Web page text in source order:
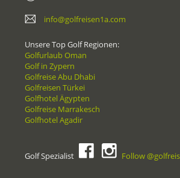
info@golfreisen1a.com
Unsere Top Golf Regionen:
Golfurlaub Oman
Golf in Zypern
Golfreise Abu Dhabi
Golfreisen Türkei
Golfhotel Ägypten
Golfreise Marrakesch
Golfhotel Agadir
Golf Spezialist Follow